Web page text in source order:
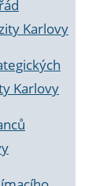
Karlovy
Karlovy